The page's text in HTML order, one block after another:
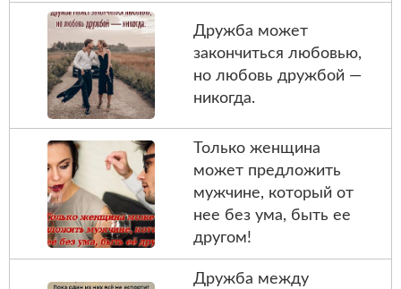
Дружба может
закончиться любовью,
но любовь дружбой —
никогда.
Только женщина
может предложить
мужчине, который от
нее без ума, быть ее
другом!
Дружба между